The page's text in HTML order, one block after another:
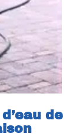
de